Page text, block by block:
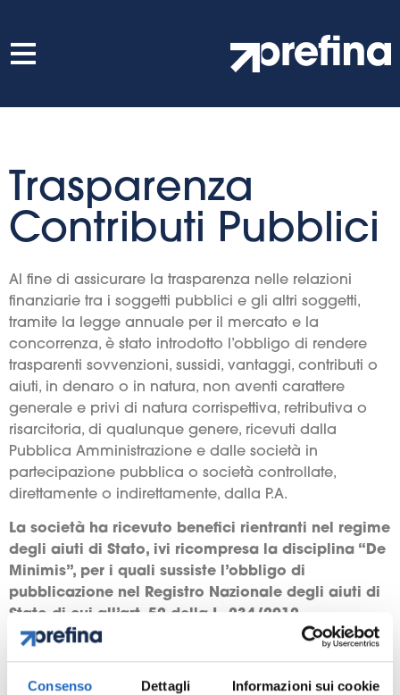
Consenso Dettagli Informazioni sui cookie
Trasparenza
Contributi Pubblici
Al fine di assicurare la trasparenza nelle relazioni
finanziarie tra i soggetti pubblici e gli altri soggetti,
tramite la legge annuale per il mercato e la
concorrenza, è stato introdotto l’obbligo di rendere
trasparenti sovvenzioni, sussidi, vantaggi, contributi o
aiuti, in denaro o in natura, non aventi carattere
generale e privi di natura corrispettiva, retributiva o
risarcitoria, di qualunque genere, ricevuti dalla
Pubblica Amministrazione e dalle società in
partecipazione pubblica o società controllate,
direttamente o indirettamente, dalla P.A.
La società ha ricevuto benefici rientranti nel regime
degli aiuti di Stato, ivi ricompresa la disciplina “De
Minimis”, per i quali sussiste l’obbligo di
pubblicazione nel Registro Nazionale degli aiuti di
Stato di cui all’art. 52 della L. 234/2012.
2023